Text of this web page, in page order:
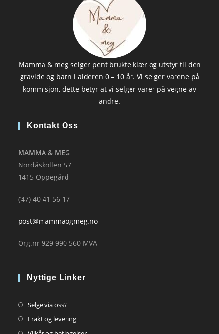
Mamma & meg selger pent brukte klær og utstyr til den
gravide og barn i alderen 0 – 10 år. Vi selger varene på
kommisjon, dette betyr at vi selger varer på vegne av
andre.
Kontakt Oss
MAMMA & MEG
Nordåskollen 57
1415 Oppegård
(’47) 40 41 56 17
post@mammaogmeg.no
Org.nr 929 990 560 MVA
Nyttige Linker
Selge via oss?Opens
in
Frakt og leveringOpens
in